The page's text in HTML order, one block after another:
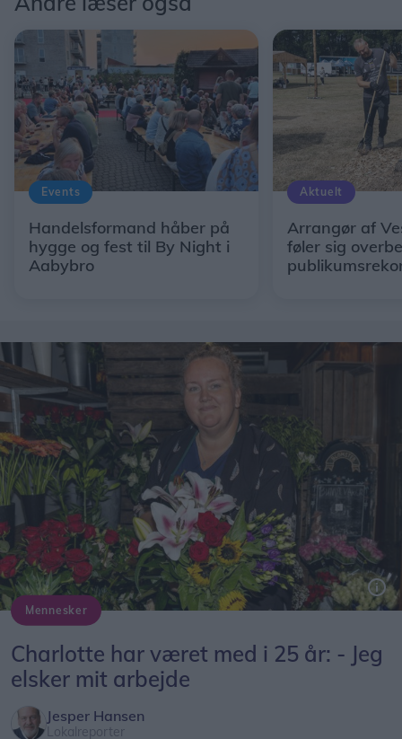
Events
Handelsformand håber på
hygge og fest til By Night i
Aabybro
Aktuelt
Arrangør af
føler sig
Mennesker
Charlotte har været med i 25 år: - Jeg
elsker mit arbejde
Jesper Hansen
Lokalreporter